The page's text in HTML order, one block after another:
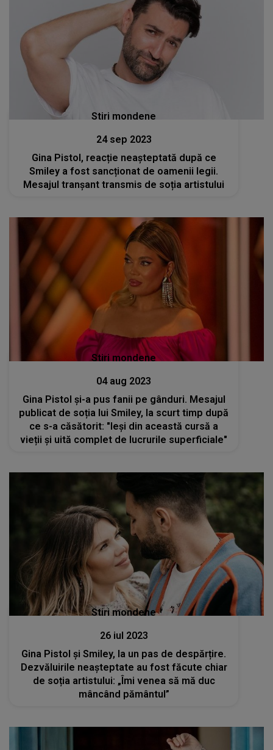
Stiri mondene
24 sep 2023
Gina Pistol, reacție neașteptată după ce
Smiley a fost sancționat de oamenii legii.
Mesajul tranșant transmis de soția artistului
Stiri mondene
04 aug 2023
Gina Pistol și-a pus fanii pe gânduri. Mesajul
publicat de soția lui Smiley, la scurt timp după
ce s-a căsătorit: "Ieși din această cursă a
vieții și uită complet de lucrurile superficiale"
Stiri mondene
26 iul 2023
Gina Pistol și Smiley, la un pas de despărțire.
Dezvăluirile neașteptate au fost făcute chiar
de soția artistului: „Îmi venea să mă duc
mâncând pământul”